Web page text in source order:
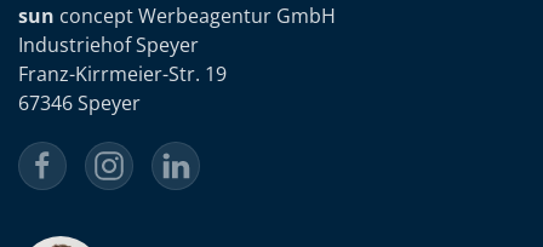
sun concept Werbeagentur GmbH
Industriehof Speyer
Franz-Kirrmeier-Str. 19
67346 Speyer